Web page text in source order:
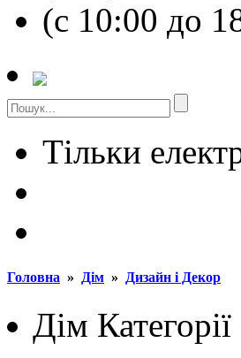
(с 10:00 до
Тільки
Головна » Дім » Дизайн і Декор
Дім Категорії